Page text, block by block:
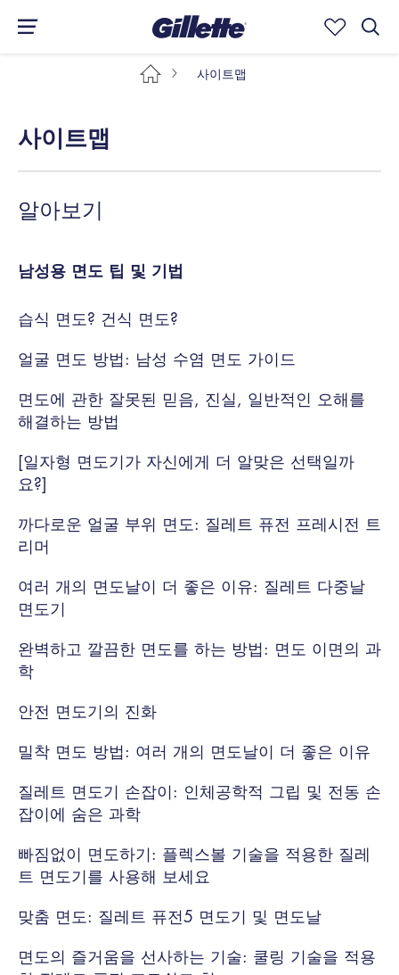
사이트맵
사이트맵
알아보기
남성용 면도 팁 및 기법
습식 면도? 건식 면도?
얼굴 면도 방법: 남성 수염 면도 가이드
면도에 관한 잘못된 믿음, 진실, 일반적인 오해를
해결하는 방법
[일자형 면도기가 자신에게 더 알맞은 선택일까
요?]
까다로운 얼굴 부위 면도: 질레트 퓨전 프레시전 트
리머
여러 개의 면도날이 더 좋은 이유: 질레트 다중날
면도기
완벽하고 깔끔한 면도를 하는 방법: 면도 이면의 과
학
안전 면도기의 진화
밀착 면도 방법: 여러 개의 면도날이 더 좋은 이유
질레트 면도기 손잡이: 인체공학적 그립 및 전동 손
잡이에 숨은 과학
빠짐없이 면도하기: 플렉스볼 기술을 적용한 질레
트 면도기를 사용해 보세요
맞춤 면도: 질레트 퓨전5 면도기 및 면도날
면도의 즐거움을 선사하는 기술: 쿨링 기술을 적용